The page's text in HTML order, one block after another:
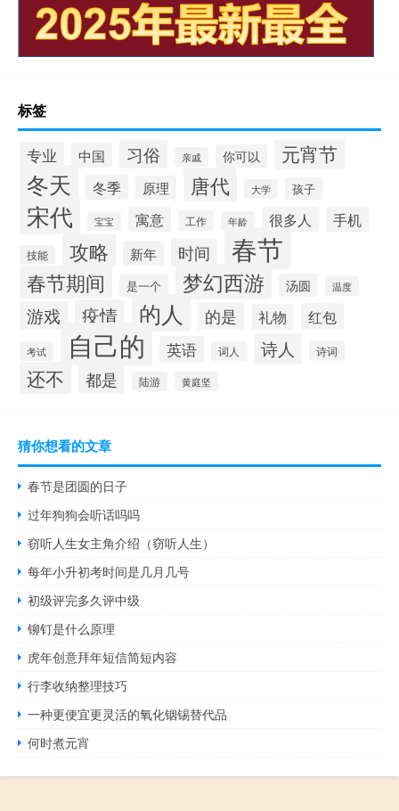
标签
专业 中国 习俗 亲戚 你可以 元宵节
冬天 冬季 原理 唐代 大学 孩子
宋代 宝宝 寓意 工作 年龄 很多人 手机
技能 攻略 新年 时间 春节
春节期间 是一个 梦幻西游 汤圆 温度
游戏 疫情 的人 的是 礼物 红包
考试 自己的 英语 词人 诗人 诗词
还不 都是 陆游 黄庭坚
猜你想看的文章
春节是团圆的日子
过年狗狗会听话吗吗
窃听人生女主角介绍（窃听人生）
每年小升初考时间是几月几号
初级评完多久评中级
铆钉是什么原理
虎年创意拜年短信简短内容
行李收纳整理技巧
一种更便宜更灵活的氧化铟锡替代品
何时煮元宵